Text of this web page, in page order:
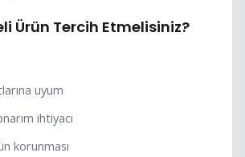
Ürün Tercih Etmelisiniz?
uyum
ihtiyacı
korunması